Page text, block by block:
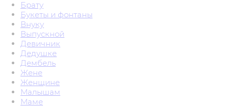
Брату
Букеты и фонтаны
Внуку
Выпускной
Девичник
Дедушке
Дембель
Жене
Женщине
Малышам
Маме